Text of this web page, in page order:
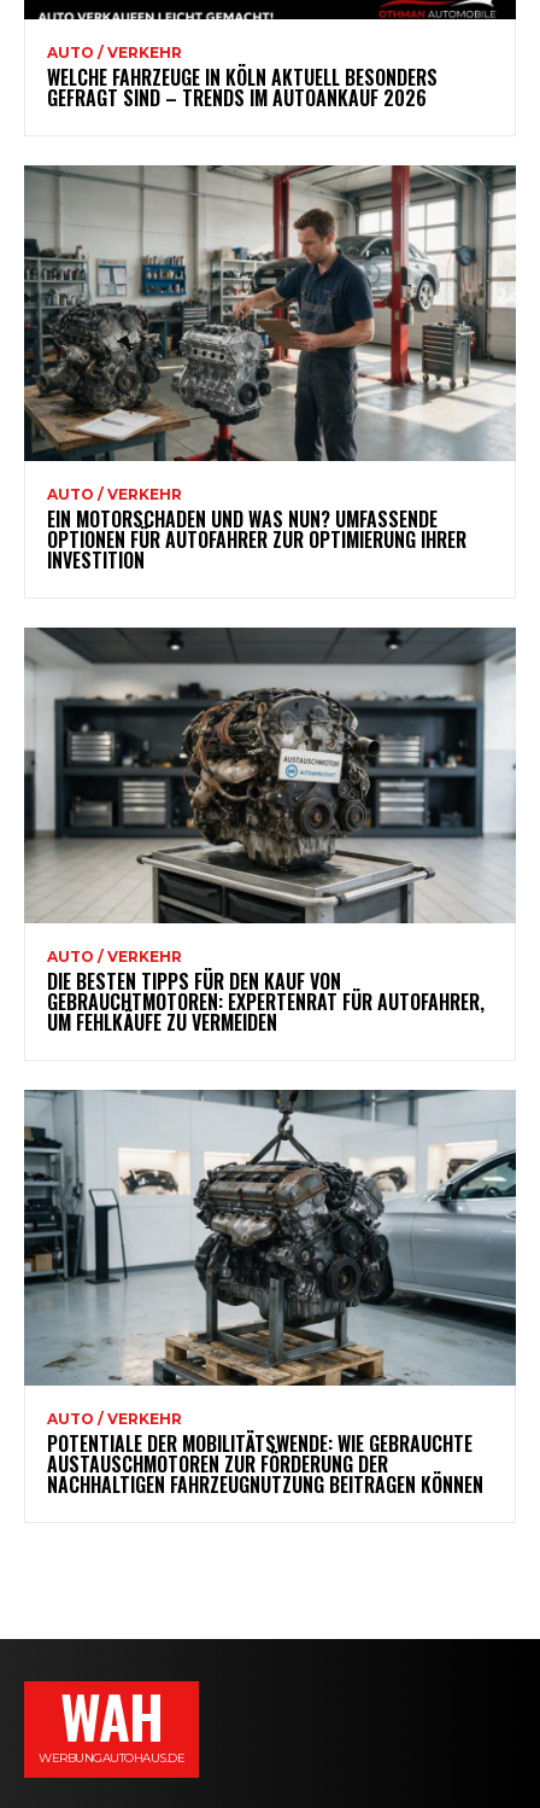
AUTO / VERKEHR
WELCHE FAHRZEUGE IN KÖLN AKTUELL BESONDERS
GEFRAGT SIND – TRENDS IM AUTOANKAUF 2026
AUTO / VERKEHR
EIN MOTORSCHADEN UND WAS NUN? UMFASSENDE
OPTIONEN FÜR AUTOFAHRER ZUR OPTIMIERUNG IHRER
INVESTITION
AUTO / VERKEHR
DIE BESTEN TIPPS FÜR DEN KAUF VON
GEBRAUCHTMOTOREN: EXPERTENRAT FÜR AUTOFAHRER,
UM FEHLKÄUFE ZU VERMEIDEN
AUTO / VERKEHR
POTENTIALE DER MOBILITÄTSWENDE: WIE GEBRAUCHTE
AUSTAUSCHMOTOREN ZUR FÖRDERUNG DER
NACHHALTIGEN FAHRZEUGNUTZUNG BEITRAGEN KÖNNEN
WAH
WERBUNGAUTOHAUS.DE